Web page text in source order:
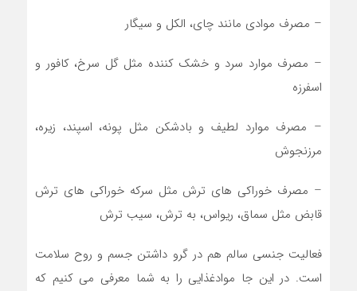
– مصرف موادی مانند چای، الکل و سیگار
– مصرف موارد سرد و خشک کننده مثل گل سرخ، کافور و
اسفرزه
– مصرف موارد لطیف و بادشکن مثل پونه، اسپند، زیره،
مرزنجوش
– مصرف خوراکی های ترش مثل سرکه خوراکی های ترش
قابض مثل سماق، ریواس، به ترش، سیب ترش
فعالیت جنسی سالم هم در گرو داشتن جسم و روح سلامت
است. در این جا موادغذایی را به شما معرفی می کنیم که